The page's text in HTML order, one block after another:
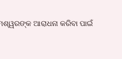
ଆରାଧନା କରିବା ପାଇଁ